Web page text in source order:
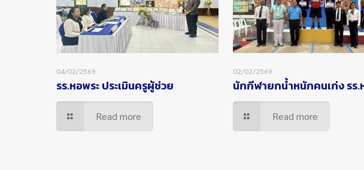
04/02/2569
รร.หอพระ ประเมินครูผู้ช่วย
Read more
02/02/2569
นักกีฬายกน้ำหนักคนเก่ง รร.
Read more